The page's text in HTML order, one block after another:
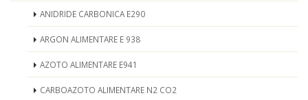
ANIDRIDE CARBONICA E290
ARGON ALIMENTARE E 938
AZOTO ALIMENTARE E941
CARBOAZOTO ALIMENTARE N2 CO2